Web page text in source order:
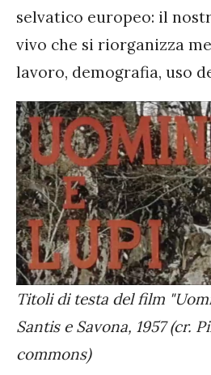
selvatico europeo: il
vivo che si riorganizza
lavoro, demografia, uso
Titoli di testa del film
Santis e Savona, 1957 (cr.
commons)